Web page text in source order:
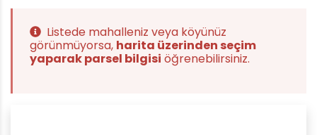
Listede mahalleniz veya köyünüz
görünmüyorsa, harita üzerinden seçim
yaparak parsel bilgisi öğrenebilirsiniz.